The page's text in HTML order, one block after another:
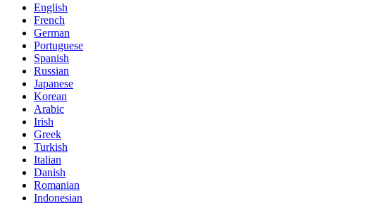
English
French
German
Portuguese
Spanish
Russian
Japanese
Korean
Arabic
Irish
Greek
Turkish
Italian
Danish
Romanian
Indonesian